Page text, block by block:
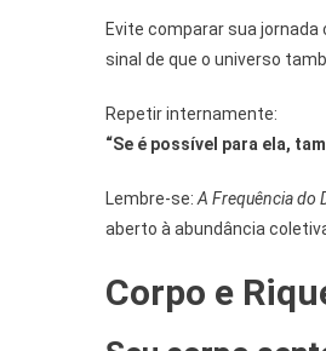
Evite comparar sua
sinal de que o universo
Repetir internamente:
“Se é possível para ela,
Lembre-se:A Frequência do
aberto à abundância
Corpo e